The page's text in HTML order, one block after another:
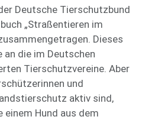
Deutsche Tierschutzbund
„Straßentieren im
Dieses
die im Deutschen
Tierschutzvereine. Aber
und
aktiv sind,
einem Hund aus dem